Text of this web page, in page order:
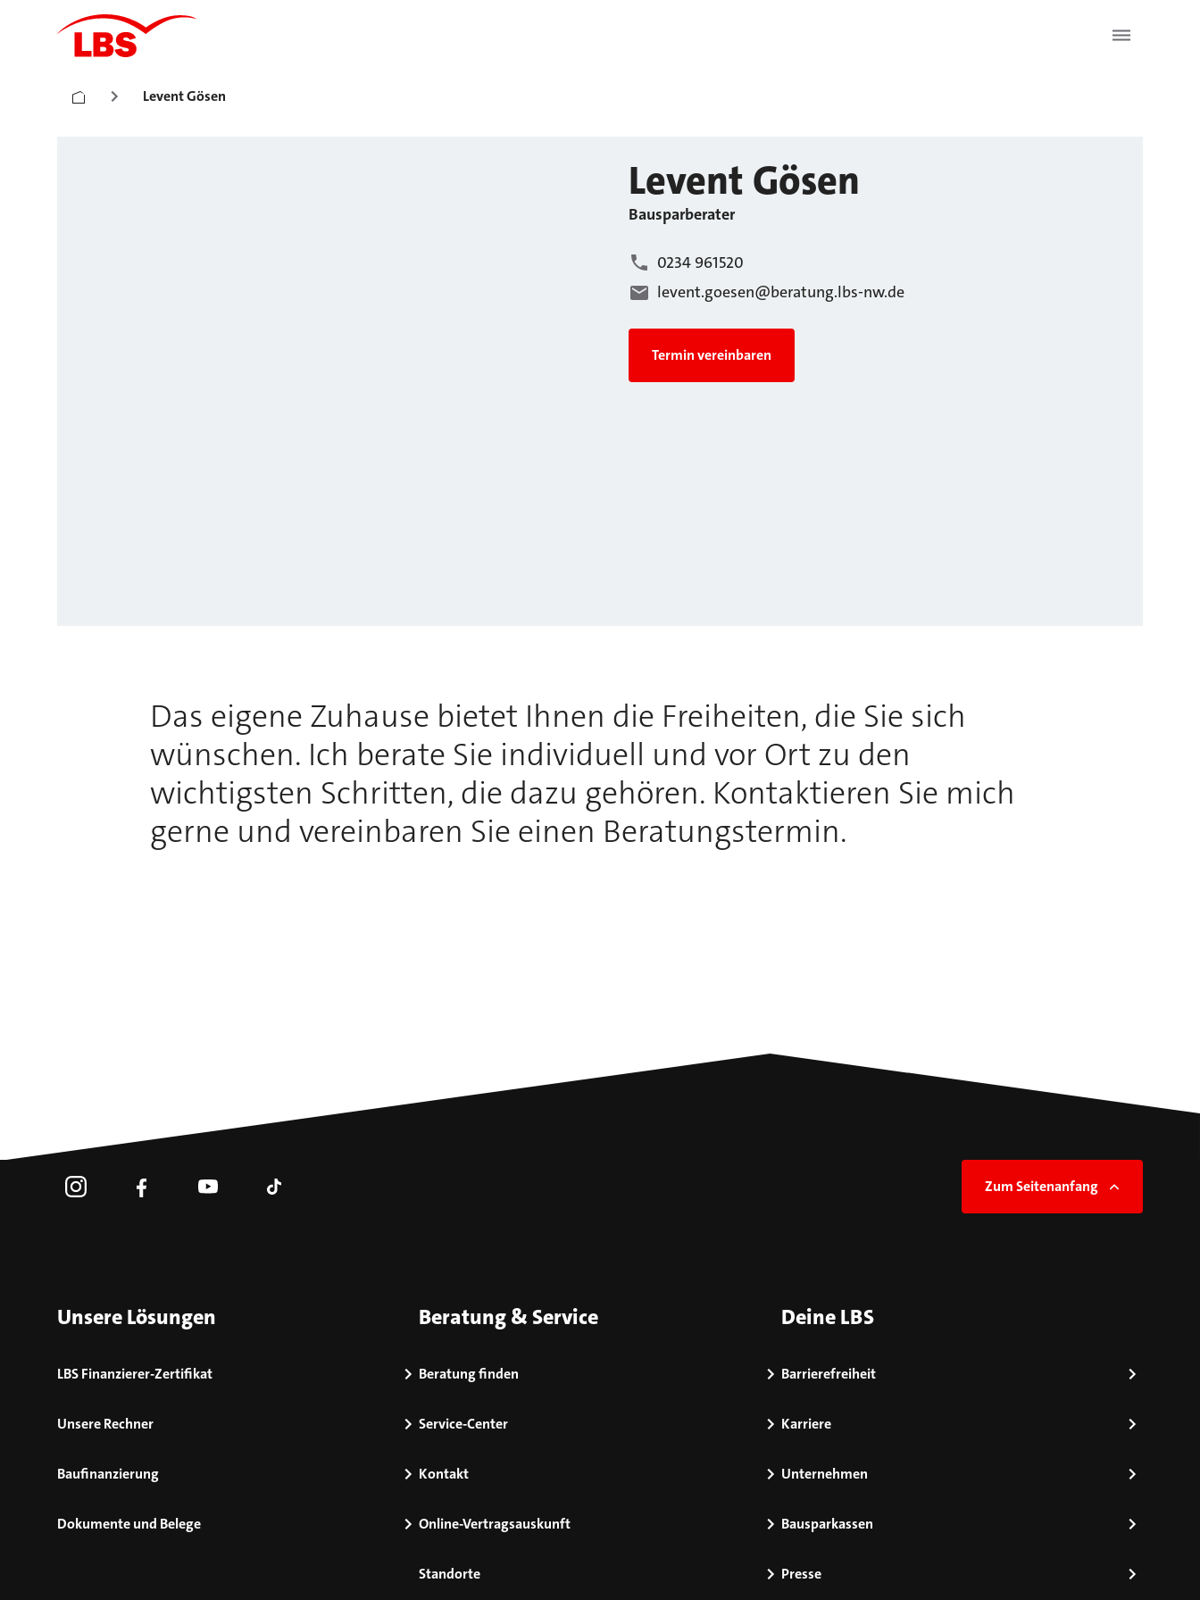
Levent Gösen
Levent Gösen
Bausparberater
0234 961520
levent.goesen@beratung.lbs-nw.de
Termin vereinbaren
Das eigene Zuhause bietet Ihnen die Freiheiten, die Sie sich
wünschen. Ich berate Sie individuell und vor Ort zu den
wichtigsten Schritten, die dazu gehören. Kontaktieren Sie mich
gerne und vereinbaren Sie einen Beratungstermin.
Zum Seitenanfang
Unsere Lösungen
LBS Finanzierer-Zertifikat
Unsere Rechner
Baufinanzierung
Dokumente und Belege
Beratung & Service
Beratung finden
Service-Center
Kontakt
Online-Vertragsauskunft
Standorte
Deine LBS
Barrierefreiheit
Karriere
Unternehmen
Bausparkassen
Presse